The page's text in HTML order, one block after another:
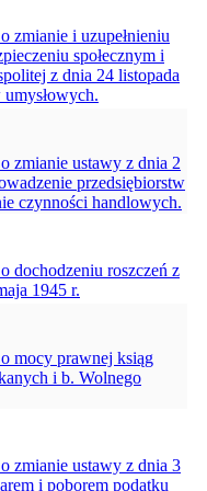
zmianie i uzupełnieniu
społecznym i
z dnia 24 listopada
zmianie ustawy z dnia 2
przedsiębiorstw
czynności handlowych.
dochodzeniu roszczeń z
1945 r.
mocy prawnej ksiąg
i b. Wolnego
zmianie ustawy z dnia 3
i poborem podatku